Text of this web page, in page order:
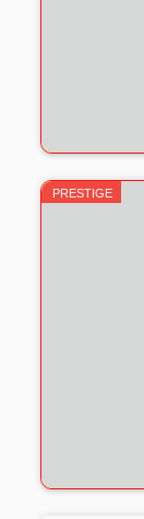
PRESTIGE